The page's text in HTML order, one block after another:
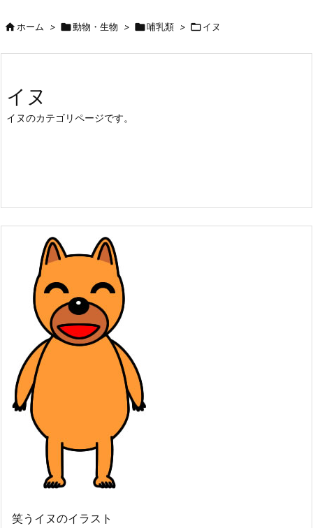
ホーム > 動物・生物 > 哺乳類 > イヌ
イヌ
イヌのカテゴリページです。
笑うイヌのイラスト